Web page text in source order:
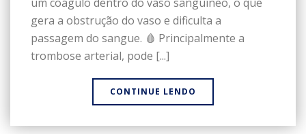
gera a obstrução do vaso e dificulta a
passagem do sangue. 🩸 Principalmente a
trombose arterial, pode [...]
CONTINUE LENDO